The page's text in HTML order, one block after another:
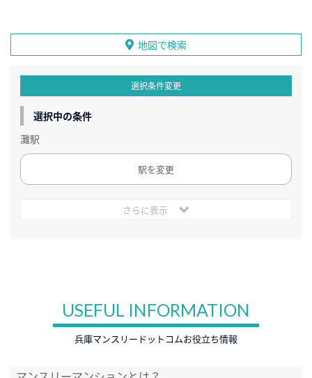
地図で検索
選択条件変更
選択中の条件
灘駅
駅を変更
さらに表示
USEFUL INFORMATION
兵庫マンスリードットコムお役立ち情報